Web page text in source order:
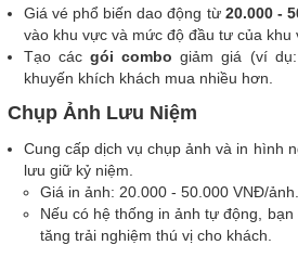
Giá vé phổ biến dao động từ 20.000 -
vào khu vực và mức độ đầu tư của khu
Tạo cácgói combo giảm giá (ví
khuyến khích khách mua nhiều hơn.
Chụp Ảnh Lưu Niệm
Cung cấp dịch vụ chụp ảnh và in hình
lưu giữ kỷ niệm.
Giá in ảnh: 20.000 - 50.000 VNĐ/ảnh.
Nếu có hệ thống in ảnh tự động,
tăng trải nghiệm thú vị cho khách.